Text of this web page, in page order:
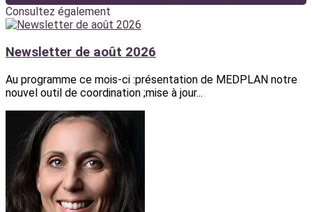
Consultez également
Newsletter de août 2026
Au programme ce mois-ci :présentation de MEDPLAN notre
nouvel outil de coordination ;mise à jour...